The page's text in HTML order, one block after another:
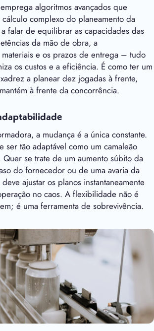
algoritmos avançados que
complexo do planeamento da
falar de equilibrar as capacidades das
da mão de obra, a
e os prazos de entrega – tudo
os custos e a eficiência. É como ter um
a planear dez jogadas à frente,
à frente da concorrência.
a mudança é a única constante.
ser tão adaptável como um camaleão
Quer se trate de um aumento súbito da
do fornecedor ou de uma avaria da
ajustar os planos instantaneamente
no caos. A flexibilidade não é
é uma ferramenta de sobrevivência.